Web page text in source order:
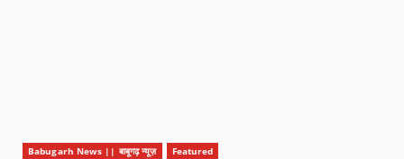
Babugarh News || बाबूगढ़ न्यूज़ Featured